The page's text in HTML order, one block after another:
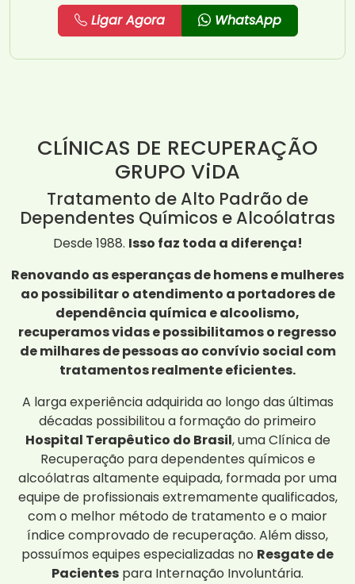
Ligar Agora WhatsApp
CLÍNICAS DE RECUPERAÇÃO
GRUPO ViDA
Tratamento de Alto Padrão de
Dependentes Químicos e Alcoólatras
Desde 1988. Isso faz toda a diferença!
Renovando as esperanças de homens e mulheres
ao possibilitar o atendimento a portadores de
dependência química e alcoolismo,
recuperamos vidas e possibilitamos o regresso
de milhares de pessoas ao convívio social com
tratamentos realmente eficientes.
A larga experiência adquirida ao longo das últimas
décadas possibilitou a formação do primeiro
Hospital Terapêutico do Brasil, uma Clínica de
Recuperação para dependentes químicos e
alcoólatras altamente equipada, formada por uma
equipe de profissionais extremamente qualificados,
com o melhor método de tratamento e o maior
índice comprovado de recuperação. Além disso,
possuímos equipes especializadas no Resgate de
Pacientes para Internação Involuntária.